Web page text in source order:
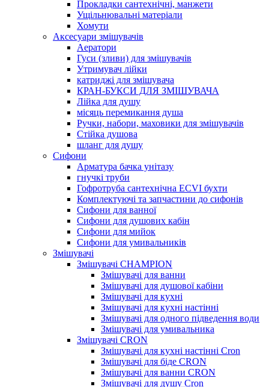
Прокладки сантехнічні, манжети
Ущільнювальні матеріали
Хомути
Аксесуари змішувачів
Аератори
Гуси (зливи) для змішувачів
Утримувач лійки
катриджі для змішувача
КРАН-БУКСИ ДЛЯ ЗМІШУВАЧА
Лійка для душу
місяць перемикання душа
Ручки, набори, маховики для змішувачів
Стійка душова
шланг для душу
Сифони
Арматура бачка унітазу
гнучкі труби
Гофротруба сантехнічна ECVI бухти
Комплектуючі та запчастини до сифонів
Сифони для ванної
Сифони для душових кабін
Сифони для мийок
Сифони для умивальників
Змішувачі
Змішувачі CHAMPION
Змішувачі для ванни
Змішувачі для душової кабіни
Змішувачі для кухні
Змішувачі для кухні настінні
Змішувачі для одного підведення води
Змішувачі для умивальника
Змішувачі CRON
Змішувачі для кухні настінні Cron
Змішувачі для біде CRON
Змішувачі для ванни CRON
Змішувачі для душу Cron